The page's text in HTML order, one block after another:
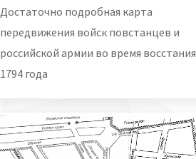
Достаточно подробная карта
передвижения войск повстанцев и
российской армии во время восстания
1794 года